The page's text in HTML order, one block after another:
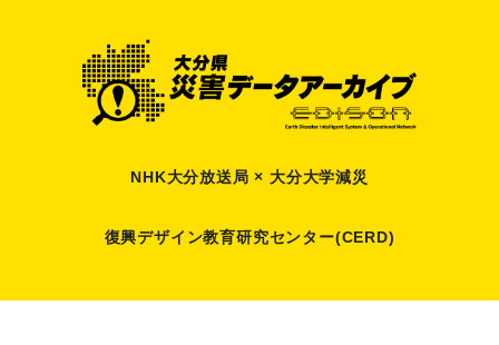
NHK大分放送局 × 大分大学減災
復興デザイン教育研究センター(CERD)